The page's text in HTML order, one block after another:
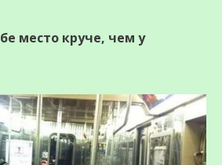
место круче, чем у